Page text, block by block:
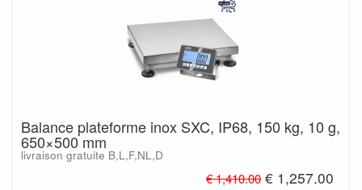
Balance plateforme inox SXC, IP68, 150 kg, 10 g,
650×500 mm
livraison gratuite B,L,F,NL,D
€ 1,410.00 € 1,257.00